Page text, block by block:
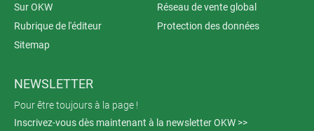
Sur OKW
Réseau de vente global
Rubrique de l'éditeur
Protection des données
Sitemap
NEWSLETTER
Pour être toujours à la page !
Inscrivez-vous dès maintenant à la newsletter OKW >>